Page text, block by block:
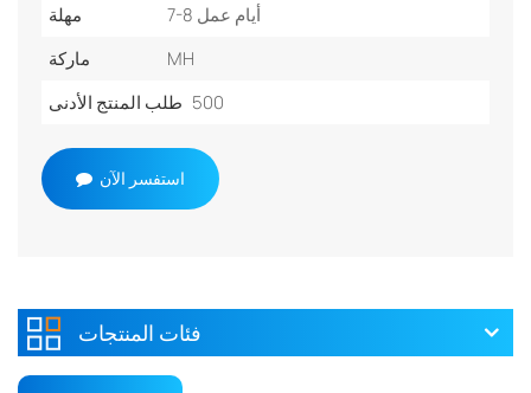
مهلة
7-8 أيام عمل
ماركة
MH
طلب المنتج الأدنى 500
استفسر الآن
فئات المنتجات